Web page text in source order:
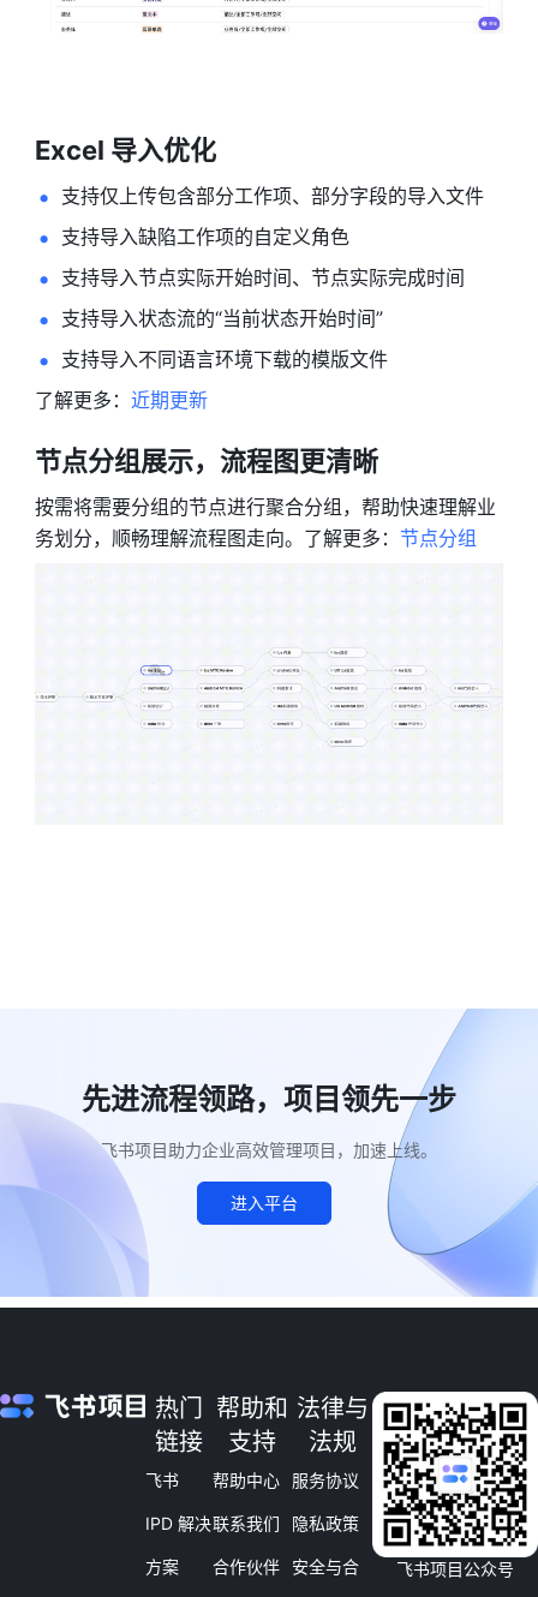
Excel 导入优化
支持仅上传包含部分工作项、部分字段的导入文件
支持导入缺陷工作项的自定义角色
支持导入节点实际开始时间、节点实际完成时间
支持导入状态流的“当前状态开始时间”
支持导入不同语言环境下载的模版文件
了解更多：近期更新
节点分组展示，流程图更清晰
按需将需要分组的节点进行聚合分组，帮助快速理解业
务划分，顺畅理解流程图走向。了解更多：节点分组
先进流程领路，项目领先一步
飞书项目助力企业高效管理项目，加速上线。
进入平台
热门
链接
飞书
IPD 解决
方案
帮助和
支持
帮助中心
联系我们
合作伙伴
法律与
法规
服务协议
隐私政策
安全与合 飞书项目公众号